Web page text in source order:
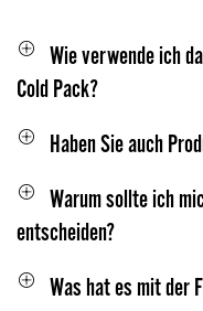
Wie verwende ich
Cold Pack?
Haben Sie auch
Warum sollte ich
entscheiden?
Was hat es mit der